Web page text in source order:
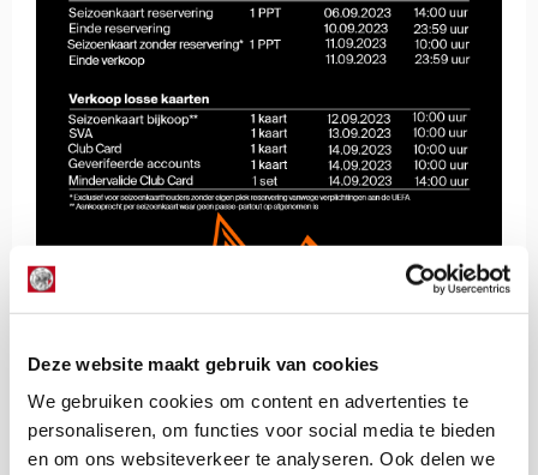
Deze website maakt gebruik van cookies
We gebruiken cookies om content en advertenties te
personaliseren, om functies voor social media te bieden
en om ons websiteverkeer te analyseren. Ook delen we
Bekijk alle berichten van De Redactie